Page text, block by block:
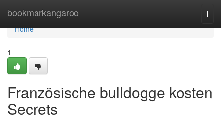
bookmarkangaroo
Home
Home
1
Französische bulldogge kosten
Secrets